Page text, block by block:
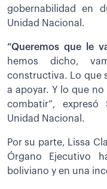
gobernabilidad en
Unidad Nacional.
“Queremos que le
hemos dicho,
constructiva. Lo que
a apoyar. Y lo que
combatir”,
Unidad Nacional.
Por su parte, Lissa
Órgano Ejecutivo
boliviano y en una